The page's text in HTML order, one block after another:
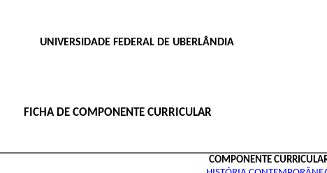
UNIVERSIDADE FEDERAL DE UBERLÂNDIA
FICHA DE COMPONENTE CURRICULAR
COMPONENTE